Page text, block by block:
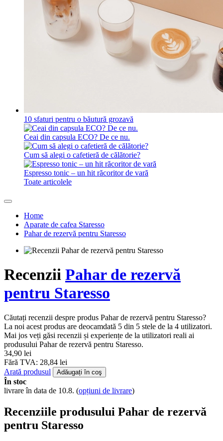
10 sfaturi pentru o băutură grozavă
Ceai din capsula ECO? De ce nu.
Cum să alegi o cafetieră de călătorie?
Espresso tonic – un hit răcoritor de vară
Toate articolele
Home
Aparate de cafea Staresso
Pahar de rezervă pentru Staresso
Recenzii Pahar de rezervă
pentru Staresso
Căutați recenzii despre produs Pahar de rezervă pentru Staresso?
La noi acest produs are deocamdată 5 din 5 stele de la 4 utilizatori.
Mai jos veți găsi recenzii și experiențe de la utilizatori reali ai
produsului Pahar de rezervă pentru Staresso.
34,90 lei
Fără TVA: 28,84 lei
Arată produsul
Adăugați în coş
În stoc
livrare în data de 10.8. (opțiuni de livrare)
Recenziile produsului Pahar de rezervă
pentru Staresso